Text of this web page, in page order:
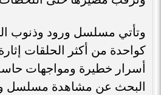
كواحدة من أكثر الحلقات
أسرار خطيرة ومواجهات
البحث عن مشاهدة مسلسل